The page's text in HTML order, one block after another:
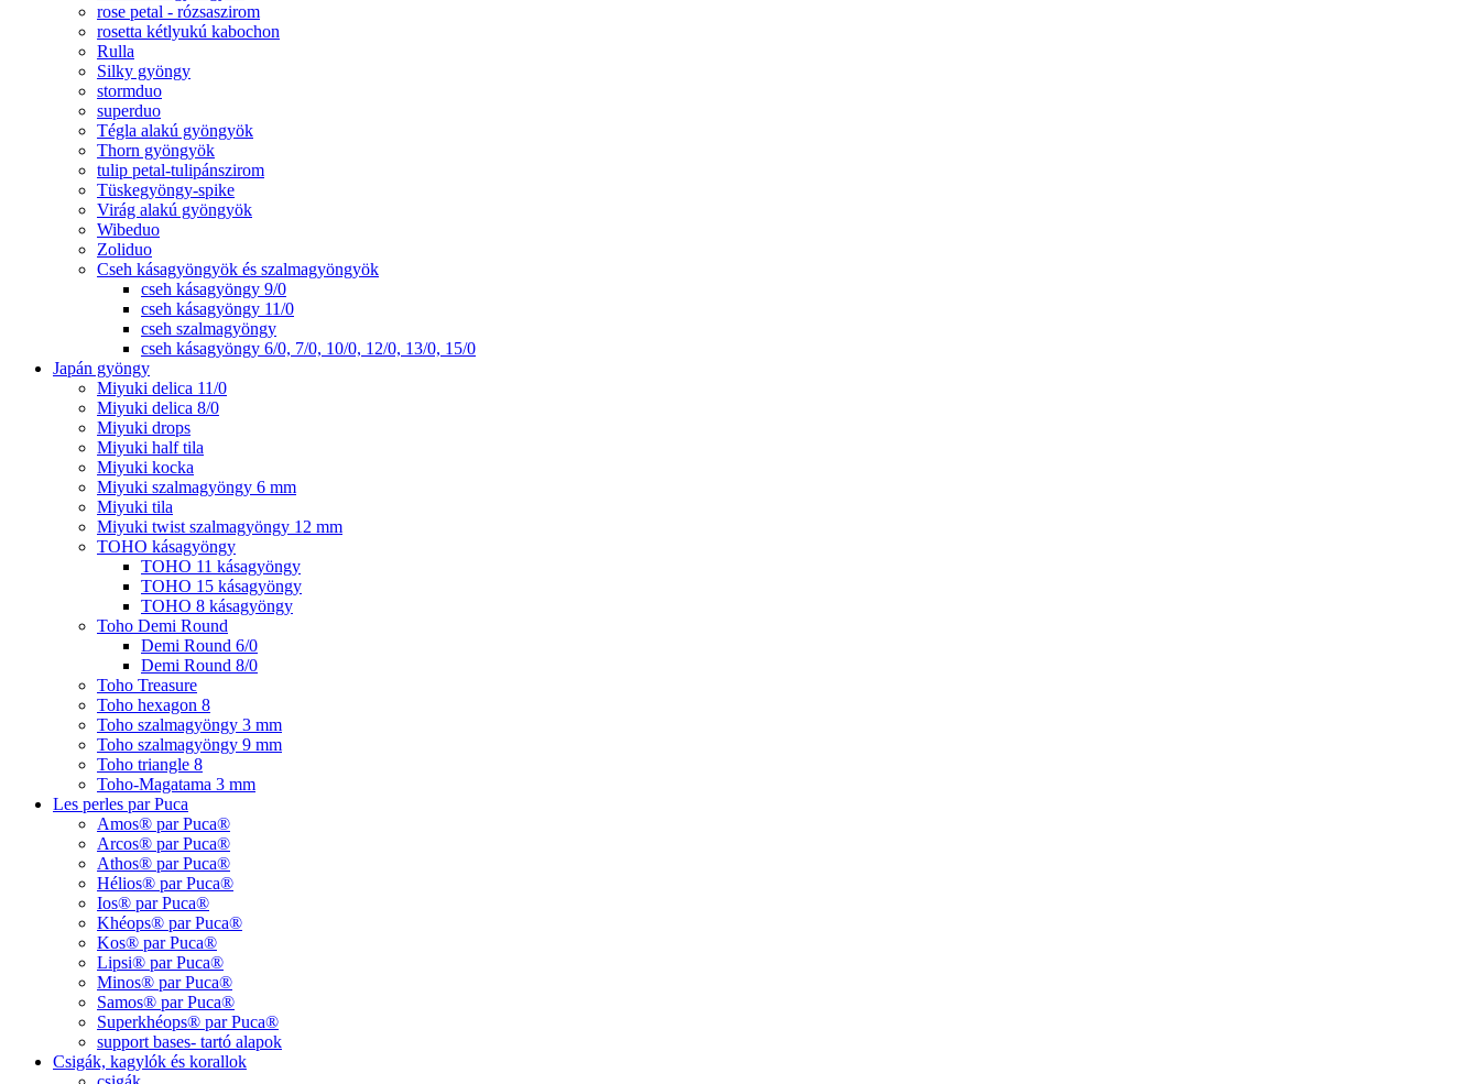
rose petal - rózsaszirom
rosetta kétlyukú kabochon
Rulla
Silky gyöngy
stormduo
superduo
Tégla alakú gyöngyök
Thorn gyöngyök
tulip petal-tulipánszirom
Tüskegyöngy-spike
Virág alakú gyöngyök
Wibeduo
Zoliduo
Cseh kásagyöngyök és szalmagyöngyök
cseh kásagyöngy 9/0
cseh kásagyöngy 11/0
cseh szalmagyöngy
cseh kásagyöngy 6/0, 7/0, 10/0, 12/0, 13/0, 15/0
Japán gyöngy
Miyuki delica 11/0
Miyuki delica 8/0
Miyuki drops
Miyuki half tila
Miyuki kocka
Miyuki szalmagyöngy 6 mm
Miyuki tila
Miyuki twist szalmagyöngy 12 mm
TOHO kásagyöngy
TOHO 11 kásagyöngy
TOHO 15 kásagyöngy
TOHO 8 kásagyöngy
Toho Demi Round
Demi Round 6/0
Demi Round 8/0
Toho Treasure
Toho hexagon 8
Toho szalmagyöngy 3 mm
Toho szalmagyöngy 9 mm
Toho triangle 8
Toho-Magatama 3 mm
Les perles par Puca
Amos® par Puca®
Arcos® par Puca®
Athos® par Puca®
Hélios® par Puca®
Ios® par Puca®
Khéops® par Puca®
Kos® par Puca®
Lipsi® par Puca®
Minos® par Puca®
Samos® par Puca®
Superkhéops® par Puca®
support bases- tartó alapok
Csigák, kagylók és korallok